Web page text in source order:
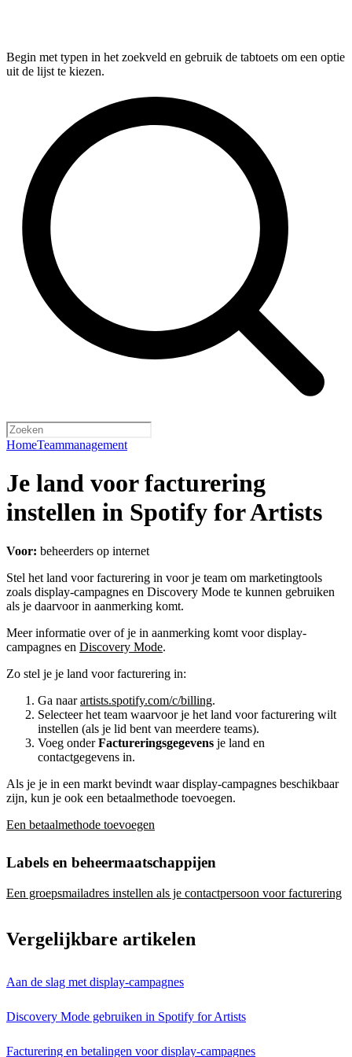
Begin met typen in het zoekveld en gebruik de tabtoets om een optie
uit de lijst te kiezen.
HomeTeammanagement
Je land voor facturering
instellen in Spotify for Artists
Voor: beheerders op internet
Stel het land voor facturering in voor je team om marketingtools
zoals display-campagnes en Discovery Mode te kunnen gebruiken
als je daarvoor in aanmerking komt.
Meer informatie over of je in aanmerking komt voor display-
campagnes en Discovery Mode.
Zo stel je je land voor facturering in:
Ga naarartists.spotify.com/c/billing.
Selecteer het team waarvoor je het land voor facturering wilt
instellen (als je lid bent van meerdere teams).
Voeg onderFactureringsgegevens je land en
contactgegevens in.
Als je je in een markt bevindt waar display-campagnes beschikbaar
zijn, kun je ook een betaalmethode toevoegen.
Een betaalmethode toevoegen
Labels en beheermaatschappijen
Een groepsmailadres instellen als je contactpersoon voor facturering
Vergelijkbare artikelen
Aan de slag met display-campagnes
Discovery Mode gebruiken in Spotify for Artists
Facturering en betalingen voor display-campagnes